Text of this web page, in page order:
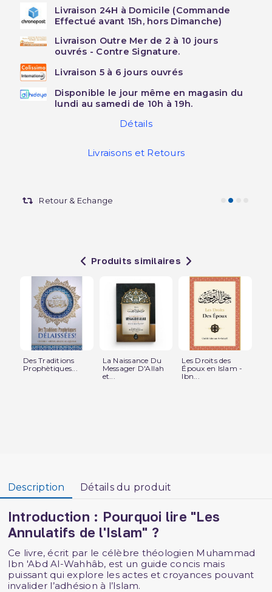
Livraison 24H à Domicile (Commande
Effectué avant 15h, hors Dimanche)
Livraison Outre Mer de 2 à 10 jours
ouvrés - Contre Signature.
Livraison 5 à 6 jours ouvrés
Disponible le jour même en magasin du
lundi au samedi de 10h à 19h.
Détails
Livraisons et Retours
Retour & Echange
Produits similaires
Des Traditions
Prophètiques...
La Naissance Du
Messager D'Allah
et...
Les Droits des
Époux en Islam -
Ibn...
Description Détails du produit
Introduction : Pourquoi lire "Les
Annulatifs de l'Islam" ?
Ce livre, écrit par le célèbre théologien Muhammad
Ibn 'Abd Al-Wahhâb, est un guide concis mais
puissant qui explore les actes et croyances pouvant
invalider l’adhésion à l’Islam.